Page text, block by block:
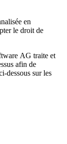
en
le droit de
AG traite et
afin de
dessous sur les